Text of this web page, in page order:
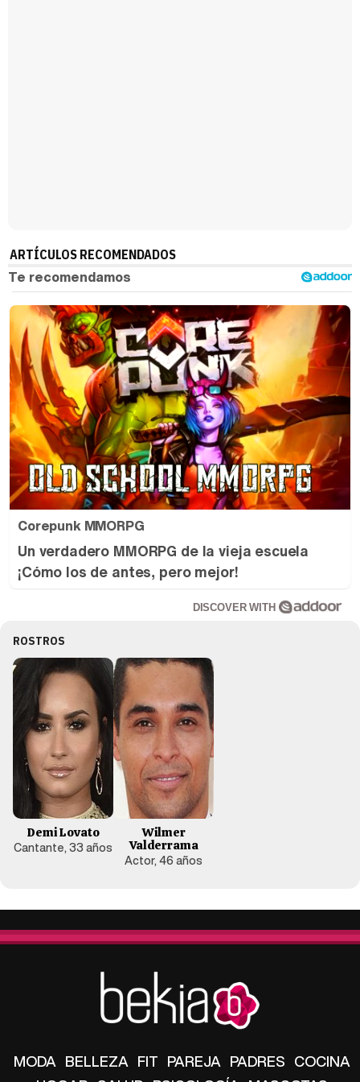
ARTÍCULOS RECOMENDADOS
Corepunk MMORPG
Un verdadero MMORPG de la vieja escuela
¡Cómo los de antes, pero mejor!
DISCOVER WITH
ROSTROS
Demi Lovato
Cantante, 33 años
Wilmer
Valderrama
Actor, 46 años
MODA BELLEZA FIT PAREJA PADRES COCINA